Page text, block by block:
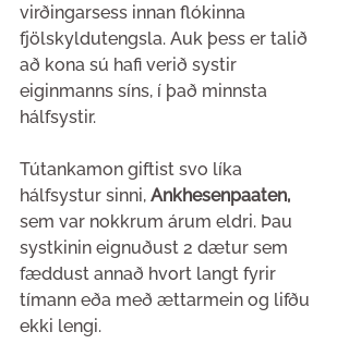
virðingarsess innan flókinna
fjölskyldutengsla. Auk þess er talið
að kona sú hafi verið systir
eiginmanns síns, í það minnsta
hálfsystir.
Tútankamon giftist svo líka
hálfsystur sinni, Ankhesenpaaten,
sem var nokkrum árum eldri. Þau
systkinin eignuðust 2 dætur sem
fæddust annað hvort langt fyrir
tímann eða með ættarmein og lifðu
ekki lengi.